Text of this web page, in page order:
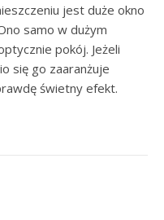
jest duże okno
samo w dużym
pokój. Jeżeli
się go zaaranżuje
świetny efekt.